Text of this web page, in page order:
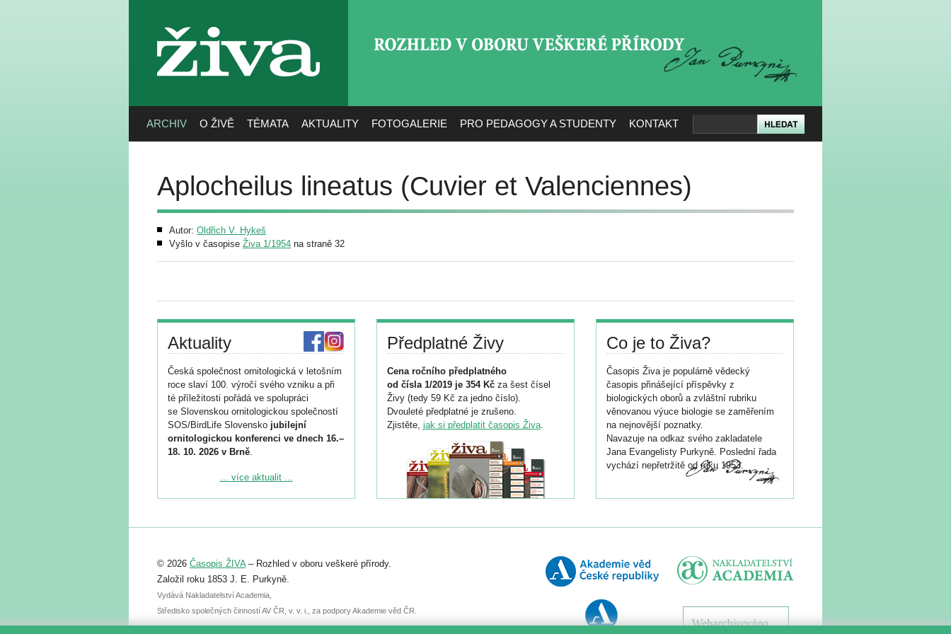
živa
ARCHIV O ŽIVĚ TÉMATA AKTUALITY FOTOGALERIE PRO PEDAGOGY A STUDENTY KONTAKT
Aplocheilus lineatus (Cuvier et Valenciennes)
Autor: Oldřich V. Hykeš
Vyšlo v časopise Živa 1/1954 na straně 32
Aktuality
Česká společnost ornitologická v letošním
roce slaví 100. výročí svého vzniku a při
té příležitosti pořádá ve spolupráci
se Slovenskou ornitologickou společností
SOS/BirdLife Slovensko jubilejní
ornitologickou konferenci ve dnech 16.–
18. 10. 2026 v Brně.
Podrobnější informace ke konferenci
Registrovat se můžete do 6. září.
abstraktu přihlášené přednášky nebo
posteru je už 30. června.
... více aktualit ...
Předplatné Živy
Cena ročního předplatného
od čísla 1/2019 je 354 Kč za šest čísel
Živy (tedy 59 Kč za jedno číslo).
Dvouleté předplatné je zrušeno.
Zjistěte, jak si předplatit časopis Živa.
Co je to Živa?
Časopis Živa je populárně vědecký
časopis přinášející příspěvky z
biologických oborů a zvláštní rubriku
věnovanou výuce biologie se zaměřením
na nejnovější poznatky.
Navazuje na odkaz svého zakladatele
Jana Evangelisty Purkyně. Poslední řada
vychází nepřetržitě od roku 1953.
© 2026 Časopis ŽIVA– Rozhled v oboru veškeré přírody.
Založil roku 1853 J. E. Purkyně.
Vydává Nakladatelství Academia,
Středisko společných činností AV ČR, v. v. i., za podpory Akademie věd ČR.